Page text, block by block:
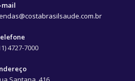
mail
4727-7000